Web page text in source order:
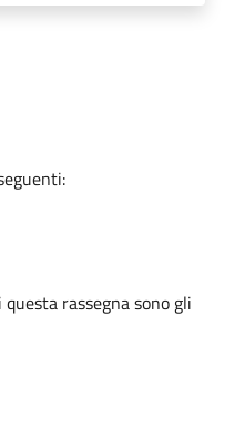
rassegna sono gli